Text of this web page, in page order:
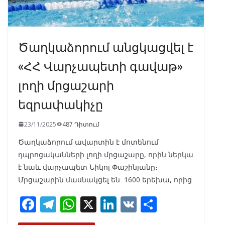
Ծաղկաձորում անցկացվել է
«ՀՀ Վարչապետի գավաթ»
լողի մրցաշարի
եզրափակիչը
23/11/2025 487 Դիտում
Ծաղկաձորում ավարտին է մոտենում
դպրոցականների լողի մրցաշարը, որին ներկա
է նաև վարչապետ Նիկոլ Փաշինյանը։
Մրցաշարին մասնակցել են 1600 երեխա, որից
F
ac
T
el
W
h
X Li V